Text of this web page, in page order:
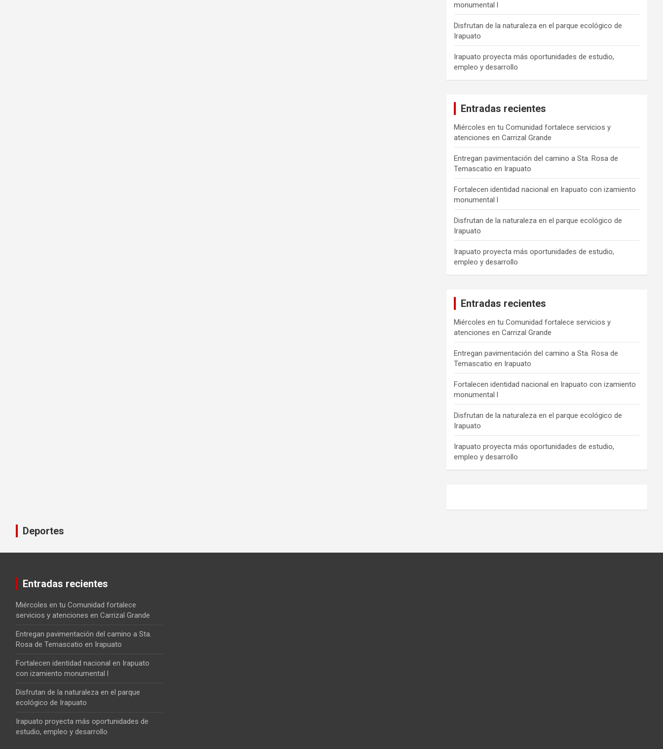
monumental l
Disfrutan de la naturaleza en el parque ecológico de
Irapuato
Irapuato proyecta más oportunidades de estudio,
empleo y desarrollo
Entradas recientes
Miércoles en tu Comunidad fortalece servicios y
atenciones en Carrizal Grande
Entregan pavimentación del camino a Sta. Rosa de
Temascatio en Irapuato
Fortalecen identidad nacional en Irapuato con izamiento
monumental l
Disfrutan de la naturaleza en el parque ecológico de
Irapuato
Irapuato proyecta más oportunidades de estudio,
empleo y desarrollo
Entradas recientes
Miércoles en tu Comunidad fortalece servicios y
atenciones en Carrizal Grande
Entregan pavimentación del camino a Sta. Rosa de
Temascatio en Irapuato
Fortalecen identidad nacional en Irapuato con izamiento
monumental l
Disfrutan de la naturaleza en el parque ecológico de
Irapuato
Irapuato proyecta más oportunidades de estudio,
empleo y desarrollo
Deportes
Entradas recientes
Miércoles en tu Comunidad fortalece
servicios y atenciones en Carrizal Grande
Entregan pavimentación del camino a Sta.
Rosa de Temascatio en Irapuato
Fortalecen identidad nacional en Irapuato
con izamiento monumental l
Disfrutan de la naturaleza en el parque
ecológico de Irapuato
Irapuato proyecta más oportunidades de
estudio, empleo y desarrollo